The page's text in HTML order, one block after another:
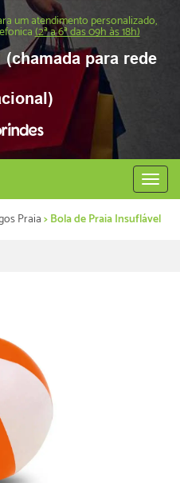
um atendimento personalizado,
(2ª a 6ª das 09h às 18h)
para rede
Abrir
menu
Praia> Bola de Praia Insuflável